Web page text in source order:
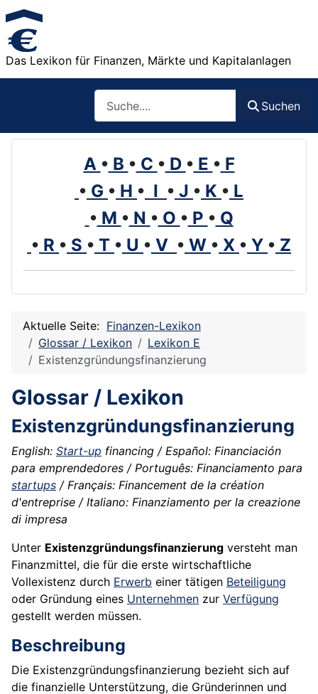
Das Lexikon für Finanzen, Märkte und Kapitalanlagen
Suchen
A • B • C • D • E • F
• G • H • I • J • K • L
• M • N • O • P • Q
• R • S • T • U • V • W • X • Y • Z
Aktuelle Seite: Finanzen-Lexikon
Glossar / Lexikon
Lexikon E
Existenzgründungsfinanzierung
Glossar / Lexikon
Existenzgründungsfinanzierung
English: Start-up financing / Español: Financiación
para emprendedores / Português: Financiamento para
startups / Français: Financement de la création
d'entreprise / Italiano: Finanziamento per la creazione
di impresa
Unter Existenzgründungsfinanzierung versteht man
Finanzmittel, die für die erste wirtschaftliche
Vollexistenz durch Erwerb einer tätigen Beteiligung
oder Gründung eines Unternehmen zur Verfügung
gestellt werden müssen.
Beschreibung
Die Existenzgründungsfinanzierung bezieht sich auf
die finanzielle Unterstützung, die Gründerinnen und